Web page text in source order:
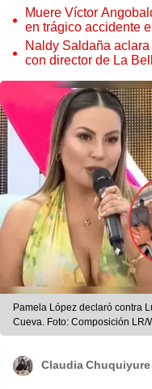
Muere Víctor
en trágico accidente
Naldy Saldaña
con director de La
Pamela López declaró contra
Cueva. Foto: Composición LR/
Claudia Chuquiyure